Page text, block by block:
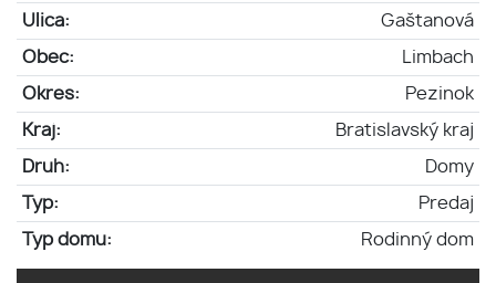
Ulica: Gaštanová
Obec: Limbach
Okres: Pezinok
Kraj: Bratislavský kraj
Druh: Domy
Typ: Predaj
Typ domu: Rodinný dom